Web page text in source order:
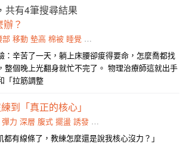
，共有4筆搜尋結果
？
部 移動 墊高 棉被 睡覺 空隙
：辛苦了一天，躺上床腰卻痠得要命，怎麼喬都找
整個晚上光翻身就忙不完了。 物理治療師這就出手
「拉筋調整
到「真正的核心」
彈力 深層 腹式 擺盪 誘發 人魚線
都有線條了，教練怎麼還是說我核心沒力？」